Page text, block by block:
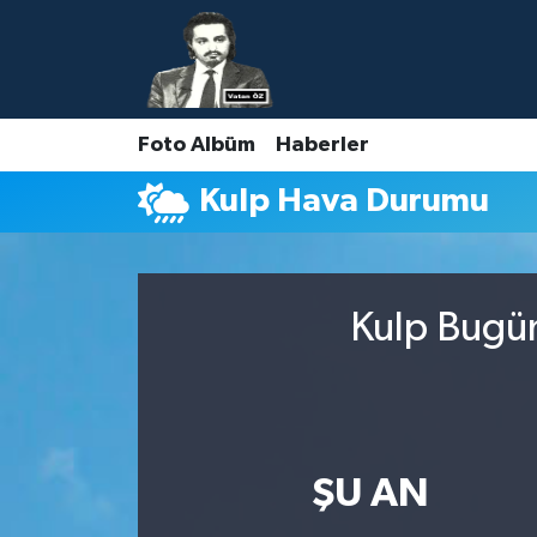
Foto Albüm Haberler
Kulp Hava Durumu
Kulp
ŞU AN
Nöbetçi Eczaneler
Hava Durumu
Namaz Vakitleri
Trafik Durumu
Süper Lig Puan Durumu ve Fikstür